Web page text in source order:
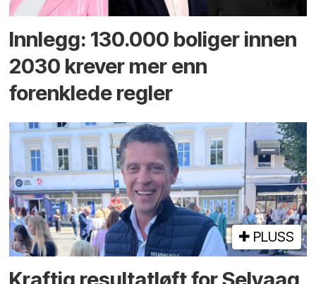
Innlegg: 130.000 boliger innen
2030 krever mer enn
forenklede regler
PLUSS